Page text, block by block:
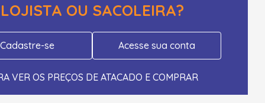
LOJISTA OU SACOLEIRA?
Cadastre-se Acesse sua conta
VER OS PREÇOS DE ATACADO E COMPRAR